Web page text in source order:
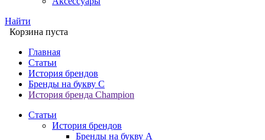
Найти
Корзина пуста
Главная
Статьи
История брендов
Бренды на букву C
История бренда Champion
Статьи
История брендов
Бренды на букву A